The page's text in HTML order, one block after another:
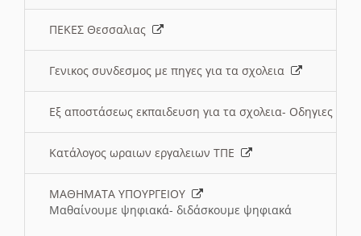
ΠΕΚΕΣ Θεσσαλιας
Γενικος συνδεσμος με πηγες για τα σχολεια
Εξ αποστάσεως εκπαιδευση για τα σχολεια- Οδηγιες
Κατάλογος ωραιων εργαλειων ΤΠΕ
ΜΑΘΗΜΑΤΑ ΥΠΟΥΡΓΕΙΟΥ
Μαθαίνουμε ψηφιακά- διδάσκουμε ψηφιακά